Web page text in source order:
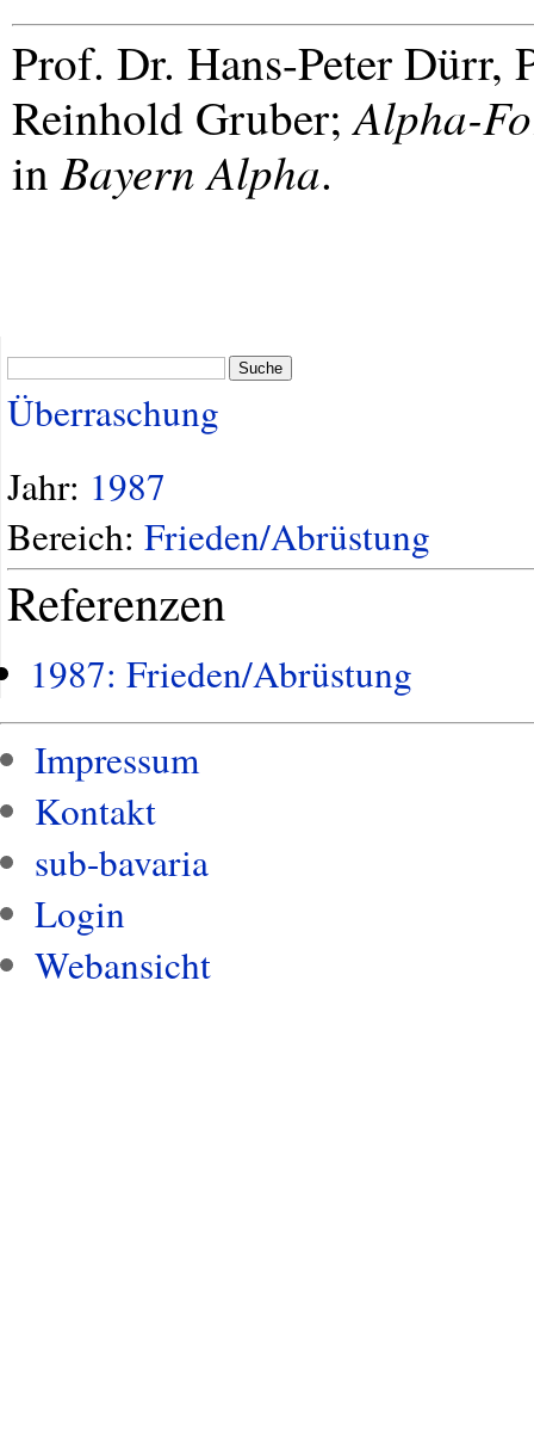
Prof. Dr. Hans-Peter Dürr,
Reinhold Gruber;Alpha-
inBayern Alpha.
Suche
Überraschung
Jahr: 1987
Bereich: Frieden/Abrüstung
Referenzen
1987: Frieden/Abrüstung
Impressum
Kontakt
sub-bavaria
Login
Webansicht